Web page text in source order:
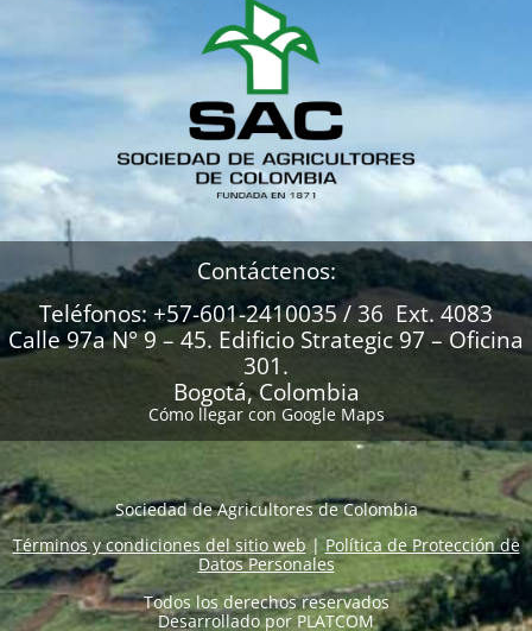
Contáctenos:
Teléfonos: +57-601-2410035 / 36 Ext. 4083
Calle 97a N° 9 – 45. Edificio Strategic 97 – Oficina
301.
Bogotá, Colombia
Cómo llegar con Google Maps
Sociedad de Agricultores de Colombia
Términos y condiciones del sitio web|Política de Protección de
Datos Personales
Todos los derechos reservados
Desarrollado por PLATCOM